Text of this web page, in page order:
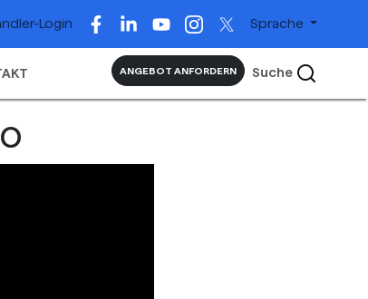
Login Sprache
ANGEBOT ANFORDERN Suche